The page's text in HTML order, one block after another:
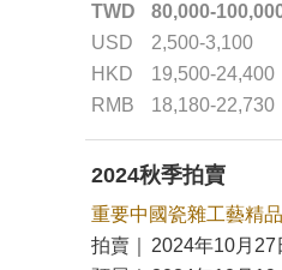
TWD
80,000-
USD
2,500-3,100
HKD
19,500-24,400
RMB
18,180-22,730
2024秋季拍賣
重要中國瓷雜工藝精品
拍賣｜
2024年10月27